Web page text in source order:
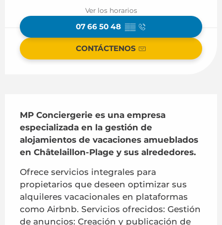
Ver los horarios
07 66 50 48 ▒▒
CONTÁCTENOS
MP Conciergerie es una empresa
especializada en la gestión de
alojamientos de vacaciones amueblados
en Châtelaillon-Plage y sus alrededores.
Ofrece servicios integrales para
propietarios que deseen optimizar sus
alquileres vacacionales en plataformas
como Airbnb. Servicios ofrecidos: Gestión
de anuncios: Creación y publicación de